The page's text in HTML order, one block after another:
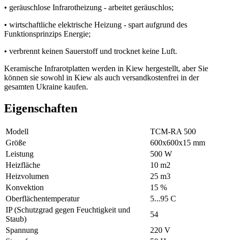
• geräuschlose Infrarotheizung - arbeitet geräuschlos;
• wirtschaftliche elektrische Heizung - spart aufgrund des
Funktionsprinzips Energie;
• verbrennt keinen Sauerstoff und trocknet keine Luft.
Keramische Infrarotplatten werden in Kiew hergestellt, aber Sie
können sie sowohl in Kiew als auch versandkostenfrei in der
gesamten Ukraine kaufen.
Eigenschaften
Modell
ТСМ-RA 500
Größe
600х600х15 mm
Leistung
500 W
Heizfläche
10 m2
Heizvolumen
25 m3
Konvektion
15 %
Oberflächentemperatur
5...95 С
IP (Schutzgrad gegen Feuchtigkeit und
Staub)
54
Spannung
220 V